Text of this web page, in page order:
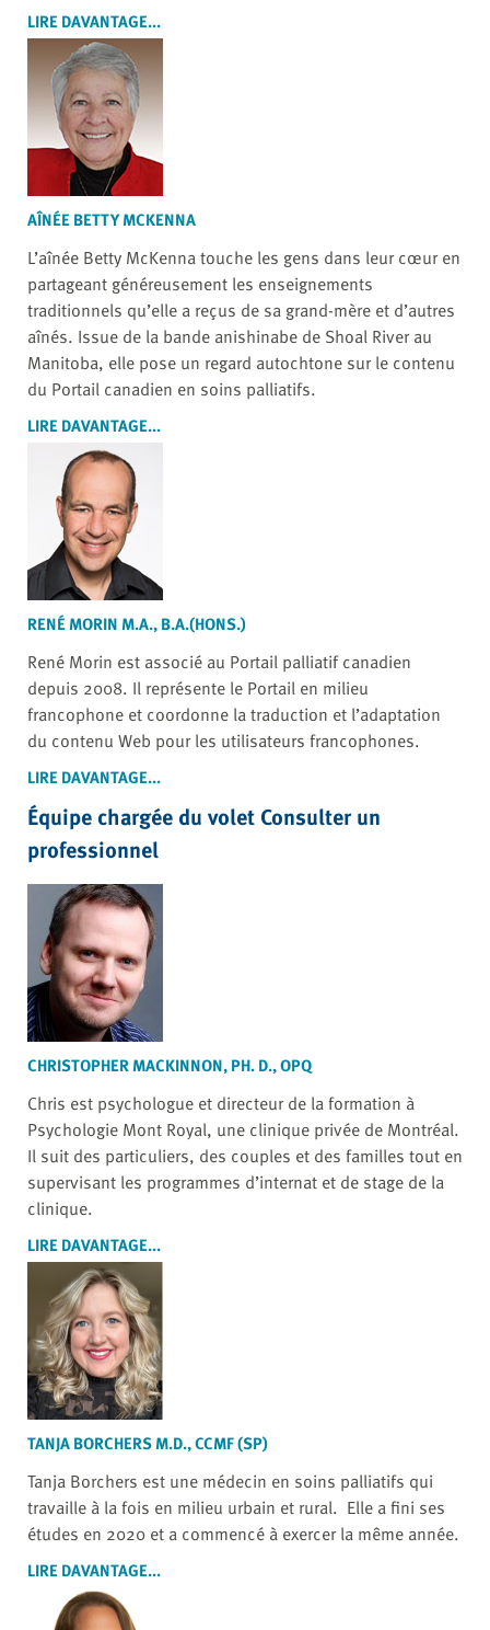
LIRE DAVANTAGE...
AÎNÉE BETTY MCKENNA
L’aînée Betty McKenna touche les gens dans leur cœur en
partageant généreusement les enseignements
traditionnels qu’elle a reçus de sa grand-mère et d’autres
aînés. Issue de la bande anishinabe de Shoal River au
Manitoba, elle pose un regard autochtone sur le contenu
du Portail canadien en soins palliatifs.
LIRE DAVANTAGE...
RENÉ MORIN M.A., B.A.(HONS.)
René Morin est associé au Portail palliatif canadien
depuis 2008. Il représente le Portail en milieu
francophone et coordonne la traduction et l’adaptation
du contenu Web pour les utilisateurs francophones.
LIRE DAVANTAGE...
Équipe chargée du volet Consulter un
professionnel
CHRISTOPHER MACKINNON, PH. D., OPQ
Chris est psychologue et directeur de la formation à
Psychologie Mont Royal, une clinique privée de Montréal.
Il suit des particuliers, des couples et des familles tout en
supervisant les programmes d’internat et de stage de la
clinique.
LIRE DAVANTAGE...
TANJA BORCHERS M.D., CCMF (SP)
Tanja Borchers est une médecin en soins palliatifs qui
travaille à la fois en milieu urbain et rural. Elle a fini ses
études en 2020 et a commencé à exercer la même année.
LIRE DAVANTAGE...